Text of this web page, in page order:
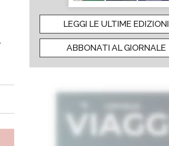
LEGGI LE ULTIME EDIZIONI
ABBONATI AL GIORNALE